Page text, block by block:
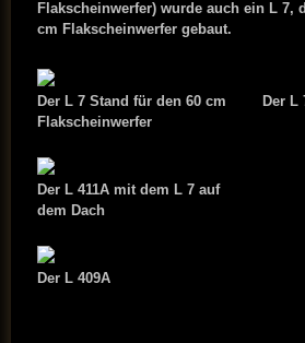
Flakscheinwerfer) wurde auch ein L 7,
cm Flakscheinwerfer gebaut.
Der L 7 Stand für den 60 cm
Flakscheinwerfer
Der L
Der L 411A mit dem L 7 auf
dem Dach
Der L 409A